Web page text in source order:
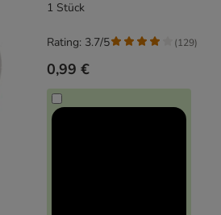
1 Stück
0,99 €
Rating: 3.7/5 (129)